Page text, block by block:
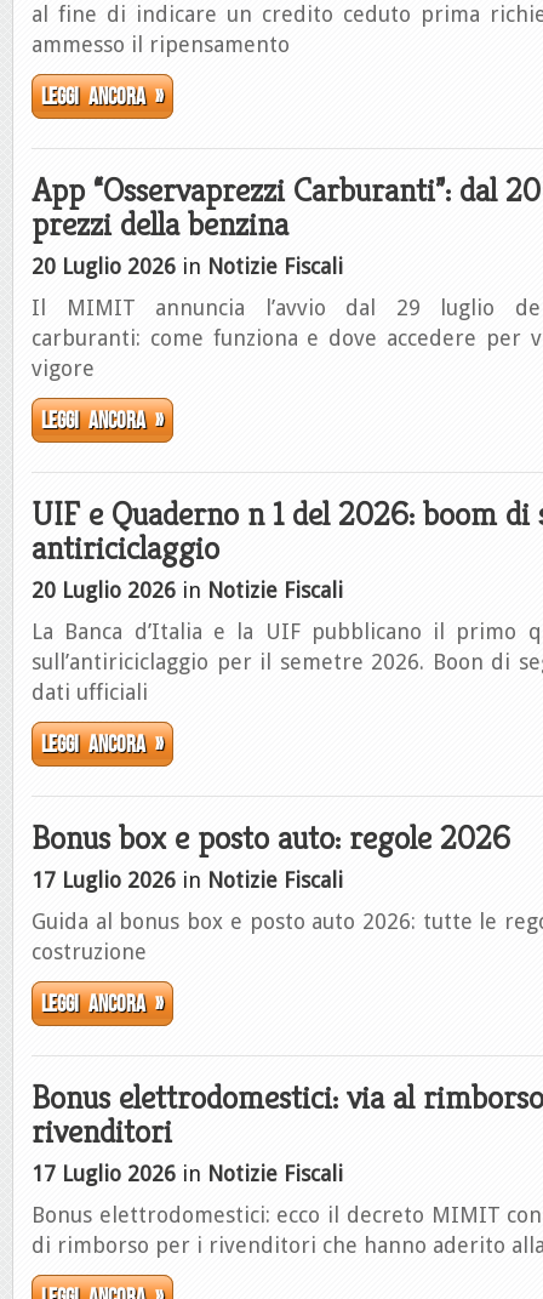
al fine di indicare un credito ceduto prima
ammesso il ripensamento
Leggi ancora »
App “Osservaprezzi Carburanti”: dal
prezzi della benzina
20 Luglio 2026 in Notizie Fiscali
Il MIMIT annuncia l’avvio dal 29 luglio
carburanti: come funziona e dove accedere per
vigore
Leggi ancora »
UIF e Quaderno n 1 del 2026: boom di
antiriciclaggio
20 Luglio 2026 in Notizie Fiscali
La Banca d’Italia e la UIF pubblicano il primo
sull’antiriciclaggio per il semetre 2026. Boon di
dati ufficiali
Leggi ancora »
Bonus box e posto auto: regole 2026
17 Luglio 2026 in Notizie Fiscali
Guida al bonus box e posto auto 2026: tutte le
costruzione
Leggi ancora »
Bonus elettrodomestici: via al
rivenditori
17 Luglio 2026 in Notizie Fiscali
Bonus elettrodomestici: ecco il decreto MIMIT
di rimborso per i rivenditori che hanno aderito